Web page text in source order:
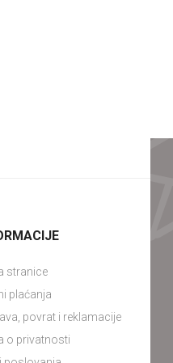
stranice
plaćanja
povrat i reklamacije
o privatnosti